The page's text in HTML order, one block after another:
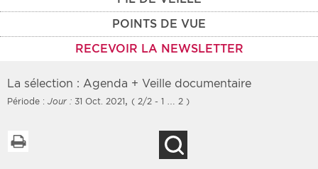
POINTS DE VUE
RECEVOIR LA NEWSLETTER
Type d'information
La sélection : Agenda + Veille documentaire
Période : Jour : 31 Oct. 2021, ( 2/2 - 1 … 2 )